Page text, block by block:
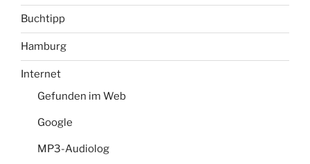
Buchtipp
Hamburg
Internet
Gefunden im Web
Google
MP3-Audiolog